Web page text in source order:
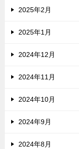
2025年2月
2025年1月
2024年12月
2024年11月
2024年10月
2024年9月
2024年8月